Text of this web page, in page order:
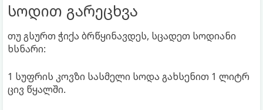
სოდით გარეცხვა
თუ გსურთ ჭიქა ბრწყინავდეს, სცადეთ სოდიანი
ხსნარი:
1 სუფრის კოვზი სასმელი სოდა გახსენით 1 ლიტრ
ცივ წყალში.